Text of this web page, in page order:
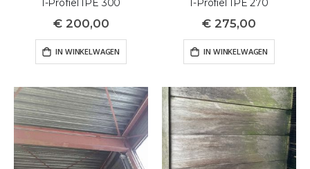
I-Profiel IPE 300
€ 200,00
IN WINKELWAGEN
I-Profiel IPE 270
€ 275,00
IN WINKELWAGEN